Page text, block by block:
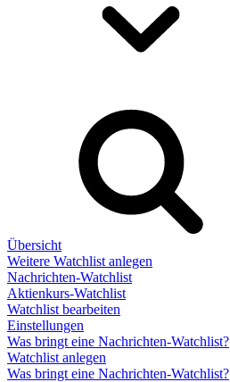
Übersicht
Weitere Watchlist anlegen
Nachrichten-Watchlist
Aktienkurs-Watchlist
Watchlist bearbeiten
Einstellungen
Was bringt eine Nachrichten-Watchlist?
Watchlist anlegen
Was bringt eine Nachrichten-Watchlist?